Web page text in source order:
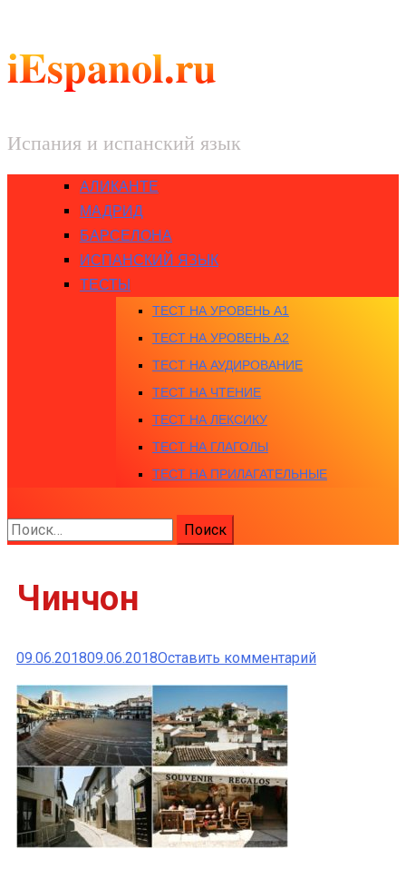
iEspanol.ru
Испания и испанский язык
АЛИКАНТЕ
МАДРИД
БАРСЕЛОНА
ИСПАНСКИЙ ЯЗЫК
ТЕСТЫ
ТЕСТ НА УРОВЕНЬ A1
ТЕСТ НА УРОВЕНЬ A2
ТЕСТ НА АУДИРОВАНИЕ
ТЕСТ НА ЧТЕНИЕ
ТЕСТ НА ЛЕКСИКУ
ТЕСТ НА ГЛАГОЛЫ
ТЕСТ НА ПРИЛАГАТЕЛЬНЫЕ
Найти:
Чинчон
09.06.201809.06.2018Оставить комментарийк